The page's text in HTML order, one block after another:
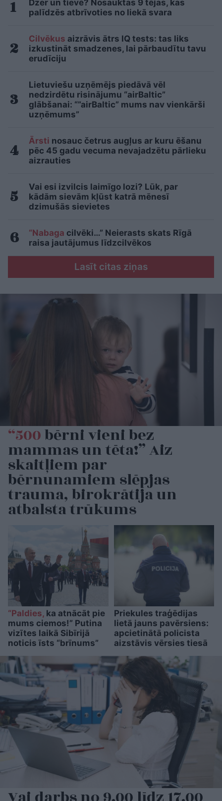
Dzer un tievē? Nosauktas 9 tējas, kas
palīdzēs atbrīvoties no liekā svara
Cilvēkus aizrāvis ātrs IQ tests: tas liks
izkustināt smadzenes, lai pārbaudītu tavu
erudīciju
Lietuviešu uzņēmējs piedāvā vēl
nedzirdētu risinājumu “airBaltic”
glābšanai: “”airBaltic” mums nav vienkārši
uzņēmums”
Ārsti nosauc četrus augļus ar kuru ēšanu
pēc 45 gadu vecuma nevajadzētu pārlieku
aizrauties
Vai esi izvilcis laimīgo lozi? Lūk, par
kādām sievām kļūst katrā mēnesī
dzimušās sievietes
“Nabaga cilvēki…” Neierasts skats Rīgā
raisa jautājumus līdzcilvēkos
Lasīt citas ziņas
“500bērni vieni bez
mammas un tēta!” Aiz
skaitļiem par
bērnunamiem slēpjas
trauma, birokrātija un
atbalsta trūkums
“Paldies, ka atnācāt pie
mums ciemos!” Putina
vizītes laikā Sibīrijā
noticis īsts “brīnums”
Priekules traģēdijas
lietā jauns pavērsiens:
apcietinātā policista
aizstāvis vērsies tiesā